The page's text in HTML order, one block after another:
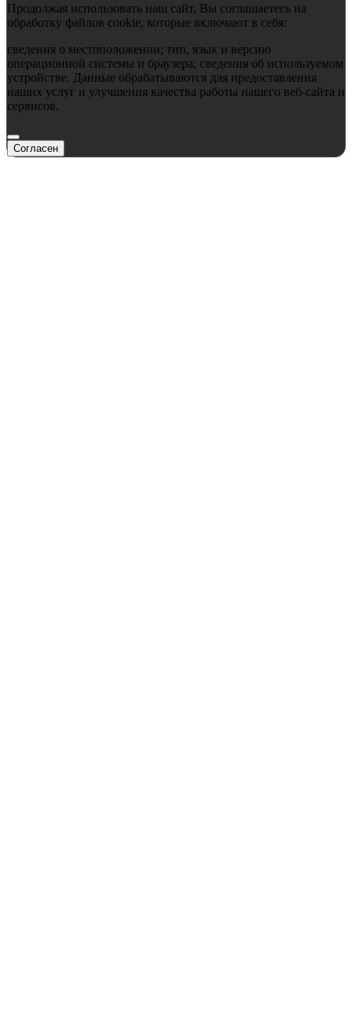
Продолжая использовать наш сайт, Вы соглашаетесь на
обработку файлов cookie, которые включают в себя:
сведения о местоположении; тип, язык и версию
операционной системы и браузера; сведения об используемом
устройстве. Данные обрабатываются для предоставления
наших услуг и улучшения качества работы нашего веб-сайта и
сервисов.
Согласен